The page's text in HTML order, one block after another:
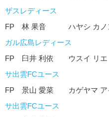
ザスレディース
FP 林 果音 ハヤシ カ
ガル広島レディース
FP 臼井 利依 ウスイ
サ出雲FCユース
FP 景山 愛菜 カゲヤマ
サ出雲FCユース